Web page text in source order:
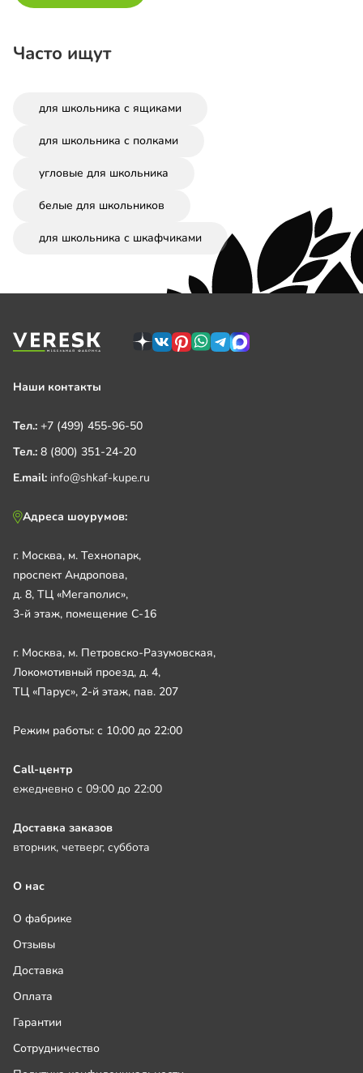
Часто ищут
для школьника с ящиками
для школьника с полками
угловые для школьника
белые для школьников
для школьника с шкафчиками
Наши контакты
Тел.: +7 (499) 455-96-50
Тел.: 8 (800) 351-24-20
E.mail: info@shkaf-kupe.ru
Адреса шоурумов:
г. Москва, м. Технопарк,
проспект Андропова,
д. 8, ТЦ «Мегаполис»,
3-й этаж, помещение С-16
г. Москва, м. Петровско-Разумовская,
Локомотивный проезд, д. 4,
ТЦ «Парус», 2-й этаж, пав. 207
Режим работы: с 10:00 до 22:00
Call-центр
ежедневно с 09:00 до 22:00
Доставка заказов
вторник, четверг, суббота
О нас
О фабрике
Отзывы
Доставка
Оплата
Гарантии
Сотрудничество